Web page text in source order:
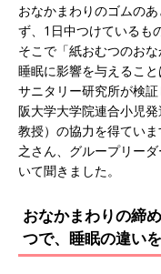
おなかまわりのゴムの
ず、1日中つけているも
そこで「紙おむつのお
睡眠に影響を与えるこ
サニタリー研究所が検
阪大学大学院連合小児
教授）の協力を得てい
之さん、グループリー
いて聞きました。
おなかまわりの締
つで、睡眠の違い